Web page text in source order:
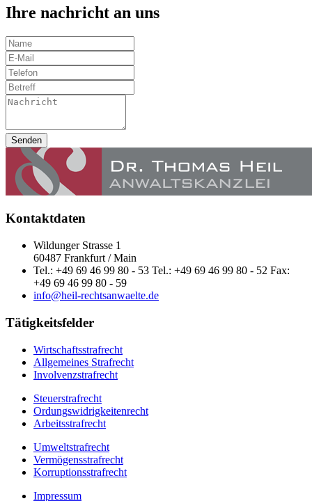
Ihre nachricht an uns
Senden
Kontaktdaten
Wildunger Strasse 1
60487 Frankfurt / Main
Tel.: +49 69 46 99 80 - 53 Tel.: +49 69 46 99 80 - 52 Fax:
+49 69 46 99 80 - 59
info@heil-rechtsanwaelte.de
Tätigkeitsfelder
Wirtschaftsstrafrecht
Allgemeines Strafrecht
Involvenzstrafrecht
Steuerstrafrecht
Ordungswidrigkeitenrecht
Arbeitsstrafrecht
Umweltstrafrecht
Vermögensstrafrecht
Korruptionsstrafrecht
Impressum